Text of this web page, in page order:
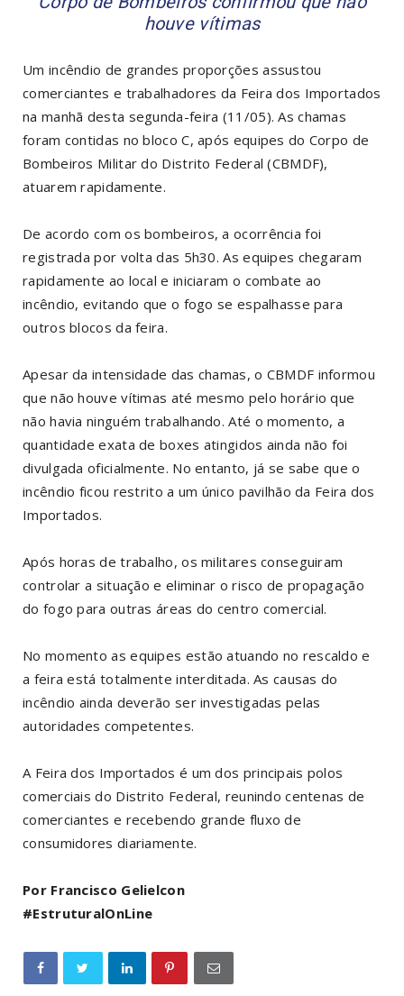
houve vítimas
Um incêndio de grandes proporções assustou
comerciantes e trabalhadores da Feira dos Importados
na manhã desta segunda-feira (11/05). As chamas
foram contidas no bloco C, após equipes do Corpo de
Bombeiros Militar do Distrito Federal (CBMDF),
atuarem rapidamente.
De acordo com os bombeiros, a ocorrência foi
registrada por volta das 5h30. As equipes chegaram
rapidamente ao local e iniciaram o combate ao
incêndio, evitando que o fogo se espalhasse para
outros blocos da feira.
Apesar da intensidade das chamas, o CBMDF informou
que não houve vítimas até mesmo pelo horário que
não havia ninguém trabalhando. Até o momento, a
quantidade exata de boxes atingidos ainda não foi
divulgada oficialmente. No entanto, já se sabe que o
incêndio ficou restrito a um único pavilhão da Feira dos
Importados.
Após horas de trabalho, os militares conseguiram
controlar a situação e eliminar o risco de propagação
do fogo para outras áreas do centro comercial.
No momento as equipes estão atuando no rescaldo e
a feira está totalmente interditada. As causas do
incêndio ainda deverão ser investigadas pelas
autoridades competentes.
A Feira dos Importados é um dos principais polos
comerciais do Distrito Federal, reunindo centenas de
comerciantes e recebendo grande fluxo de
consumidores diariamente.
Por Francisco Gelielcon
#EstruturalOnLine